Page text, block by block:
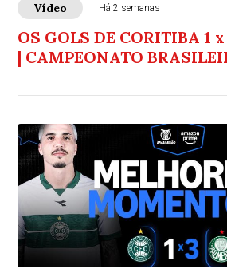
Vídeo Há 2 semanas
OS GOLS DE CORITIBA 1
| CAMPEONATO